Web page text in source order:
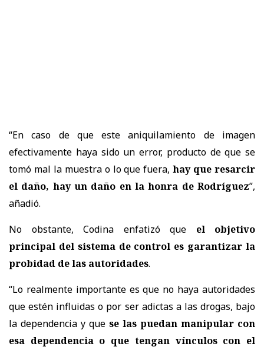
“En caso de que este aniquilamiento de imagen
efectivamente haya sido un error, producto de que se
tomó mal la muestra o lo que fuera, hay que resarcir
el daño, hay un daño en la honra de Rodríguez”,
añadió.
No obstante, Codina enfatizó que el objetivo
principal del sistema de control es garantizar la
probidad de las autoridades.
“Lo realmente importante es que no haya autoridades
que estén influidas o por ser adictas a las drogas, bajo
la dependencia y que se las puedan manipular con
esa dependencia o que tengan vínculos con el